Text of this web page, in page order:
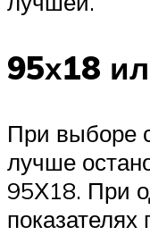
95х18
При выборе
лучше
95Х18. При
показателях